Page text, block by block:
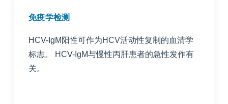
免疫学检测
HCV-IgM阳性可作为HCV活动性复制的血清学
标志。 HCV-IgM与慢性丙肝患者的急性发作有
关。